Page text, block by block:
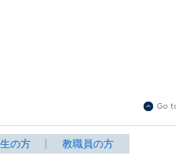
の方 教職員の方